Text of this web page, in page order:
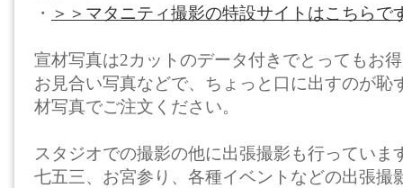
・ ＞＞マタニティ撮影の特設サイトはこちらで
宣材写真は2カットのデータ付きでとってもお
お見合い写真などで、ちょっと口に出すのが恥
材写真でご注文ください。
スタジオでの撮影の他に出張撮影も行っていま
七五三、お宮参り、各種イベントなどの出張撮